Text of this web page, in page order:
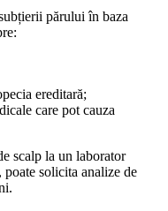
părului în baza
ereditară;
care pot cauza
scalp la un laborator
poate solicita analize de